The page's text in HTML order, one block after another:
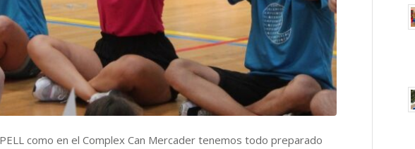
como en el Complex Can Mercader tenemos todo preparado